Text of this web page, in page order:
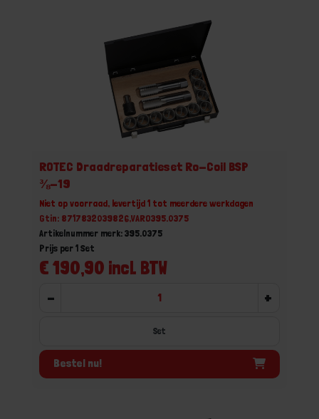
ROTEC Draadreparatieset Ro-Coil BSP
⅜-19
Niet op voorraad, levertijd 1 tot meerdere werkdagen
Gtin: 8717832039826,VARO395.0375
Artikelnummer merk: 395.0375
€ 190,90 incl. BTW
Prijs per 1 Set
- +
Set
Bestel nu!